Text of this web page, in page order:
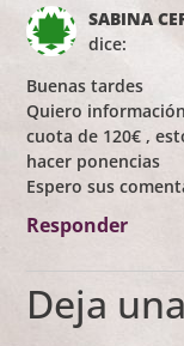
SABINA
dice:
Buenas tardes
Quiero
cuota de 120€ ,
hacer ponencias
Espero sus
Responder
Deja